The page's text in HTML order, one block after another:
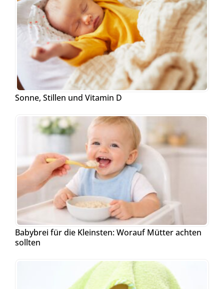
Sonne, Stillen und Vitamin D
Babybrei für die Kleinsten: Worauf Mütter achten
sollten